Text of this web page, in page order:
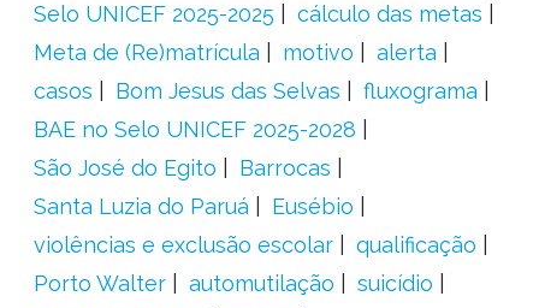
Selo UNICEF 2025-2025
cálculo das metas
Meta de (Re)matrícula
motivo
alerta
casos
Bom Jesus das Selvas
fluxograma
BAE no Selo UNICEF 2025-2028
São José do Egito
Barrocas
Santa Luzia do Paruá
Eusébio
violências e exclusão escolar
qualificação
Porto Walter
automutilação
suicídio